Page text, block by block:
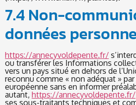
7.4 Non-
données
https://annecyvoldepente.fr/
ou transférer les Informations
vers un pays situé en dehors de
reconnu comme « non adéquat »
européenne sans en informer
autant, https://annecyvoldepente.fr/
ses sous-traitants techniques et